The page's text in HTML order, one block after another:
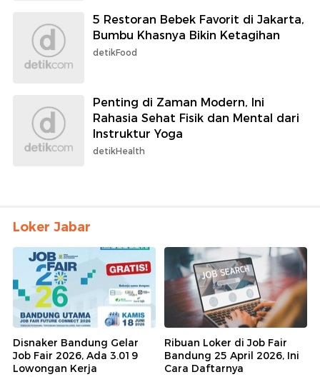
5 Restoran Bebek Favorit di Jakarta,
Bumbu Khasnya Bikin Ketagihan
detikFood
Penting di Zaman Modern, Ini
Rahasia Sehat Fisik dan Mental dari
Instruktur Yoga
detikHealth
Loker Jabar
Disnaker Bandung Gelar
Job Fair 2026, Ada 3.019
Lowongan Kerja
Ribuan Loker di Job Fair
Bandung 25 April 2026, Ini
Cara Daftarnya